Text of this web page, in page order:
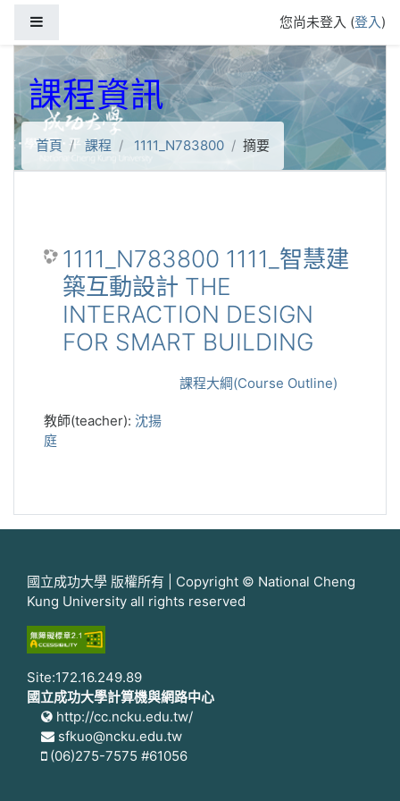
您尚未登入 (登入)
課程資訊
首頁 課程 1111_N783800 摘要
1111_N783800 1111_智慧建
築互動設計 THE
INTERACTION DESIGN
FOR SMART BUILDING
課程大綱(Course Outline)
教師(teacher): 沈揚
庭
國立成功大學 版權所有 | Copyright © National Cheng
Kung University all rights reserved
Site:172.16.249.89
國立成功大學計算機與網路中心
http://cc.ncku.edu.tw/
sfkuo@ncku.edu.tw
(06)275-7575 #61056